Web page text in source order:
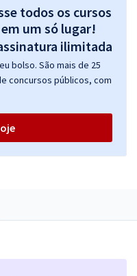
todos os cursos
um só lugar!
bolso. São mais de 25
concursos públicos, com